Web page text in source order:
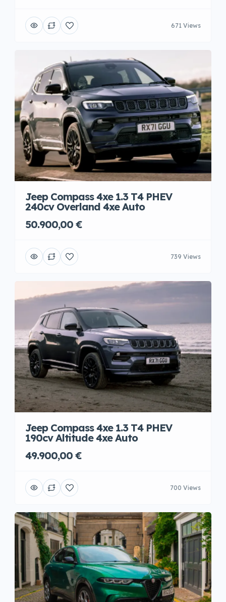
671 Views
Jeep Compass 4xe 1.3 T4 PHEV
240cv Overland 4xe Auto
50.900,00 €
739 Views
Jeep Compass 4xe 1.3 T4 PHEV
190cv Altitude 4xe Auto
49.900,00 €
700 Views